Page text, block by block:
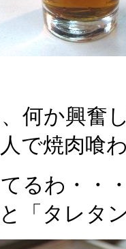
何か興奮
人で焼肉
るわ・・
「タレタ